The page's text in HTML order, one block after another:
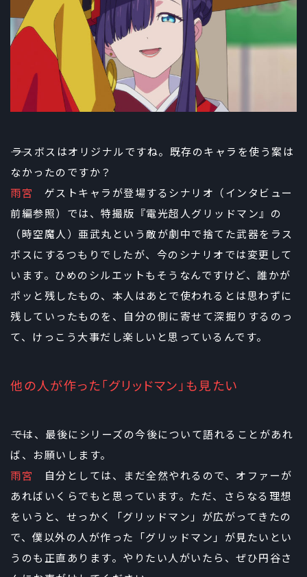
――ラスボスはオリジナルですね。既存のキャラを使う案は
なかったのですか？
雨宮 ゲストキャラが登場するシナリオ（インタビュー
前編参照）では、特撮版『電光超人グリッドマン』の
（時空魔人）亜武丸という敵が劇中で捨てた武器をラス
ボスにするつもりでしたが、今のシナリオでは変更して
います。ひめのシルエットもそうなんですけど、誰かが
ポッと残したもの、本人はあとで使われるとは思わずに
残していったものを、自分の側に寄せて深掘りするのっ
て、けっこう大事だし楽しいと思っているんです。
他の人が作った「グリッドマン」も見たい
――では、最後にシリーズの今後について語れることがあれ
ば、お願いします。
雨宮 自分としては、まだ全然やれるので、オファーが
あればいくらでもと思っています。ただ、さらなる理想
をいうと、せっかく「グリッドマン」が広がってきたの
で、僕以外の人が作った「グリッドマン」が見たいとい
うのも正直あります。やりたい人がいたら、ぜひ円谷さ